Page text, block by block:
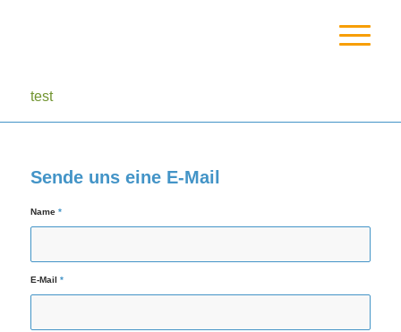
test
Sende uns eine E-Mail
Name *
E-Mail *